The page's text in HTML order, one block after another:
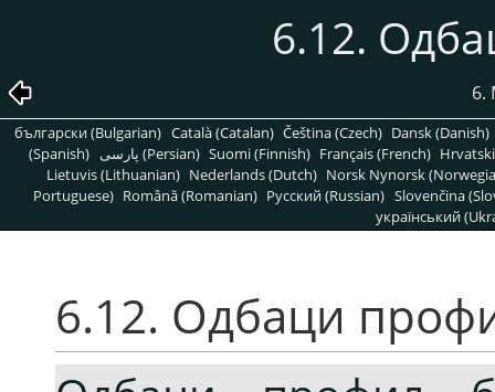
6.12.
6.
български (Bulgarian) Català (Catalan) Čeština (Czech) Dansk (Danish)
(Spanish)
پارسی (Persian) Suomi (Finnish) Français (French)
Lietuvis (Lithuanian) Nederlands (Dutch) Norsk Nynorsk
Portuguese) Română (Romanian) Pусский (Russian) Slovenčina
український
6.12. Одбаци